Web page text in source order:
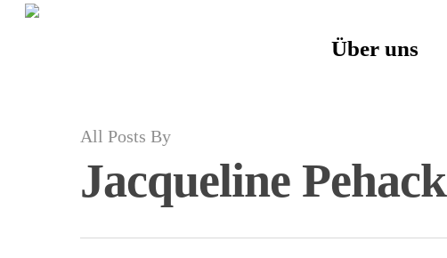
Über uns
All Posts By
Jacqueline Pehack